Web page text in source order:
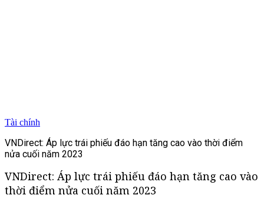
Tài chính
VNDirect: Áp lực trái phiếu đáo hạn tăng cao vào thời điểm
nửa cuối năm 2023
VNDirect: Áp lực trái phiếu đáo hạn tăng cao vào
thời điểm nửa cuối năm 2023